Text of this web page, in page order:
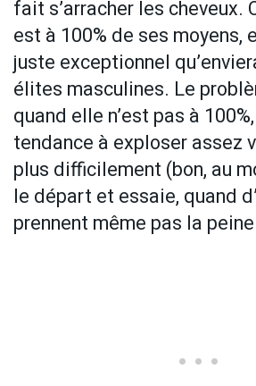
fait s’arracher les cheveux.
est à 100% de ses moyens,
juste exceptionnel
élites masculines. Le
quand elle n’est pas à
tendance à exploser assez
plus difficilement (bon, au
le départ et essaie, quand
prennent même pas la